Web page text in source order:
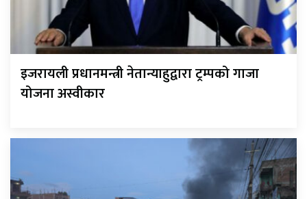
इजरायली प्रधानमन्त्री नेतान्याहुद्वारा ट्रम्पको गाजा
योजना अस्वीकार